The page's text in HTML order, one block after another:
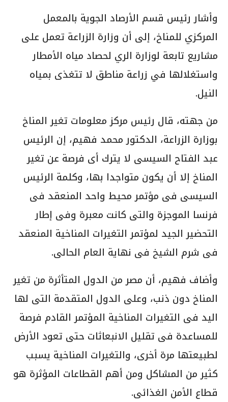
وأشار رئيس قسم الأرصاد الجوية بالمعمل
المركزي للمناخ، إلى أن وزارة الزراعة تعمل على
مشاريع تابعة لوزارة الري لحصاد مياه الأمطار
واستغلالها في زراعة مناطق لا تتغذى بمياه
النيل.
من جهته، قال رئيس مركز معلومات تغير المناخ
بوزارة الزراعة، الدكتور محمد فهيم، إن الرئيس
عبد الفتاح السيسى لا يترك أى فرصة عن تغير
المناخ إلا أن يكون متواجدا بها، وكلمة الرئيس
السيسى فى مؤتمر محيط واحد المنعقد فى
فرنسا الموجزة والتى كانت معبرة وفى إطار
التحضير الجيد لمؤتمر التغيرات المناخية المنعقد
فى شرم الشيخ فى نهاية العام الحالى.
وأضاف فهيم، أن مصر من الدول المتأثرة من تغير
المناخ دون ذنب، وعلى الدول المتقدمة التى لها
اليد فى التغيرات المناخية المؤتمر القادم فرصة
للمساعدة فى تقليل الانبعاثات حتى تعود الأرض
لطبيعتها مرة أخرى، والتغيرات المناخية يسبب
كثير من المشاكل ومن أهم القطاعات المؤثرة هو
قطاع الأمن الغذائى.